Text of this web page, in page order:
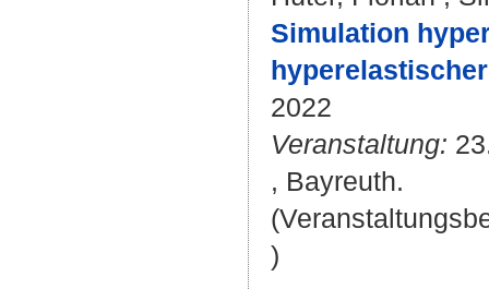
Simulation
2022
Veranstaltung:
, Bayreuth.
)